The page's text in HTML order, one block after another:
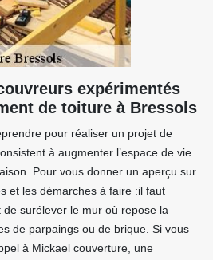
expérimentés
de toiture à Bressols
pour réaliser un projet de
à augmenter l’espace de vie
Pour vous donner un aperçu sur
et les démarches à faire :il faut
de surélever le mur où repose la
de parpaings ou de brique. Si vous
à Mickael couverture, une